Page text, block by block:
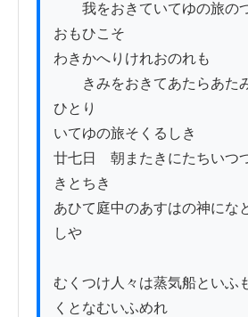
我をおきていてゆの旅の
おもひこそ
わきかへりけれおのれも
きみをおきてあたらあた
ひとり
いてゆの旅そくるしき
廿七日　朝またきにたちいつ
きとちき
あひて庭中のあすはの神にな
しや
むくつけ人々は蒸気船といふ
くとなむいふめれ